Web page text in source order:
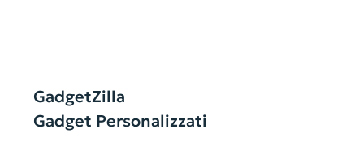
GadgetZilla
Gadget Personalizzati